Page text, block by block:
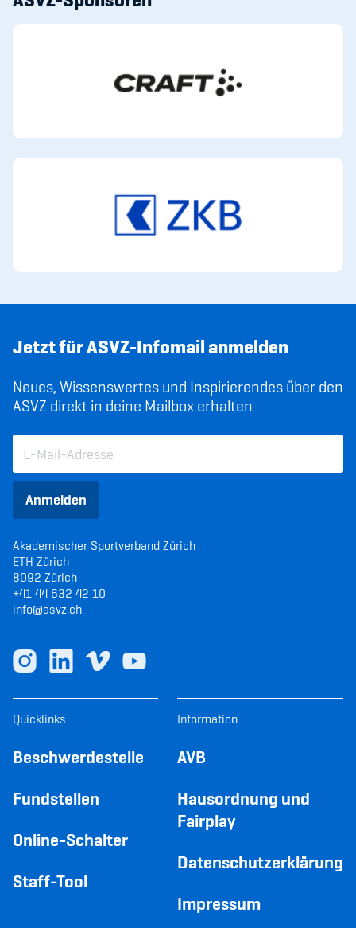
Jetzt für ASVZ-Infomail anmelden
Neues, Wissenswertes und Inspirierendes über den
ASVZ direkt in deine Mailbox erhalten
Anmelden
Akademischer Sportverband Zürich
ETH Zürich
8092 Zürich
+41 44 632 42 10
info@asvz.ch
Quicklinks
Beschwerdestelle
Fundstellen
Online-Schalter
Staff-Tool
Information
AVB
Hausordnung und
Fairplay
Datenschutzerklärung
Impressum